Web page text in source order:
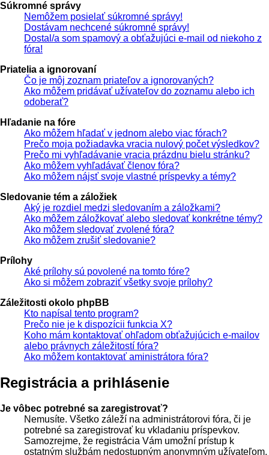
Súkromné správy
Nemôžem posielať súkromné správy!
Dostávam nechcené súkromné správy!
Dostal/a som spamový a obťažujúci e-mail od niekoho z
fóra!
Priatelia a ignorovaní
Čo je môj zoznam priateľov a ignorovaných?
Ako môžem pridávať užívateľov do zoznamu alebo ich
odoberať?
Hľadanie na fóre
Ako môžem hľadať v jednom alebo viac fórach?
Prečo moja požiadavka vracia nulový počet výsledkov?
Prečo mi vyhľadávanie vracia prázdnu bielu stránku?
Ako môžem vyhľadávať členov fóra?
Ako môžem nájsť svoje vlastné príspevky a témy?
Sledovanie tém a záložiek
Aký je rozdiel medzi sledovaním a záložkami?
Ako môžem záložkovať alebo sledovať konkrétne témy?
Ako môžem sledovať zvolené fóra?
Ako môžem zrušiť sledovanie?
Prílohy
Aké prílohy sú povolené na tomto fóre?
Ako si môžem zobraziť všetky svoje prílohy?
Záležitosti okolo phpBB
Kto napísal tento program?
Prečo nie je k dispozícii funkcia X?
Koho mám kontaktovať ohľadom obťažujúcich e-mailov
alebo právnych záležitostí fóra?
Ako môžem kontaktovať aministrátora fóra?
Registrácia a prihlásenie
Je vôbec potrebné sa zaregistrovať?
Nemusíte. Všetko záleží na administrátorovi fóra, či je
potrebné sa zaregistrovať ku vkladaniu príspevkov.
Samozrejme, že registrácia Vám umožní prístup k
ostatným službám nedostupným anonymným užívateľom,